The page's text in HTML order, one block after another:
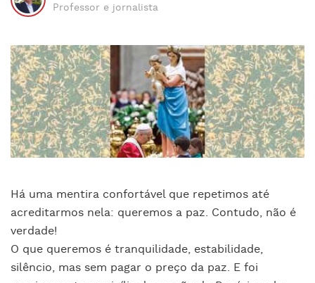
Professor e jornalista
Há uma mentira confortável que repetimos até
acreditarmos nela: queremos a paz. Contudo, não é
verdade!
O que queremos é tranquilidade, estabilidade,
silêncio, mas sem pagar o preço da paz. E foi